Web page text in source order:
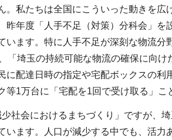
。私たちは全国にこういった動きを
昨年度「人手不足（対策）分科会」
います。特に人手不足が深刻な物流
「埼玉の持続可能な物流の確保に向
に配達日時の指定や宅配ボックスの
等1万台に「宅配を1回で受け取る」
社会におけるまちづくり」ですが、
います。人口が減少する中でも、活